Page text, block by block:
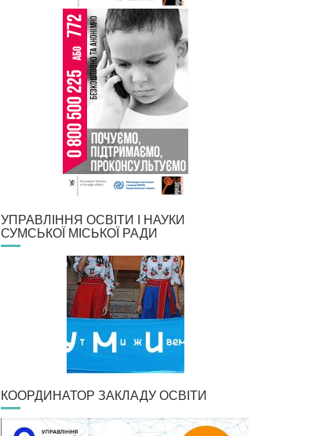
УПРАВЛІННЯ ОСВІТИ І НАУКИ
СУМСЬКОЇ МІСЬКОЇ РАДИ
КООРДИНАТОР ЗАКЛАДУ ОСВІТИ